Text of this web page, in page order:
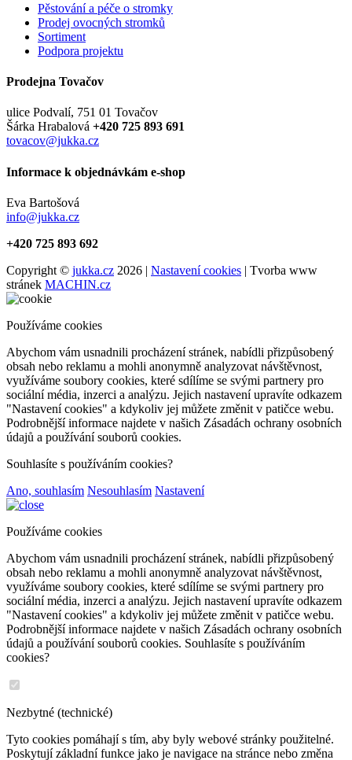
Pěstování a péče o stromky
Prodej ovocných stromků
Sortiment
Podpora projektu
Prodejna Tovačov
ulice Podvalí, 751 01 Tovačov
Šárka Hrabalová +420 725 893 691
tovacov@jukka.cz
Informace k objednávkám e-shop
Eva Bartošová
info@jukka.cz
+420 725 893 692
Copyright © jukka.cz 2026 | Nastavení cookies | Tvorba www
stránek MACHIN.cz
Používáme cookies
Abychom vám usnadnili procházení stránek, nabídli přizpůsobený
obsah nebo reklamu a mohli anonymně analyzovat návštěvnost,
využíváme soubory cookies, které sdílíme se svými partnery pro
sociální média, inzerci a analýzu. Jejich nastavení upravíte odkazem
"Nastavení cookies" a kdykoliv jej můžete změnit v patičce webu.
Podrobnější informace najdete v našich Zásadách ochrany osobních
údajů a používání souborů cookies.
Souhlasíte s používáním cookies?
Ano, souhlasím Nesouhlasím Nastavení
Používáme cookies
Abychom vám usnadnili procházení stránek, nabídli přizpůsobený
obsah nebo reklamu a mohli anonymně analyzovat návštěvnost,
využíváme soubory cookies, které sdílíme se svými partnery pro
sociální média, inzerci a analýzu. Jejich nastavení upravíte odkazem
"Nastavení cookies" a kdykoliv jej můžete změnit v patičce webu.
Podrobnější informace najdete v našich Zásadách ochrany osobních
údajů a používání souborů cookies. Souhlasíte s používáním
cookies?
Nezbytné (technické)
Tyto cookies pomáhají s tím, aby byly webové stránky použitelné.
Poskytují základní funkce jako je navigace na stránce nebo změna